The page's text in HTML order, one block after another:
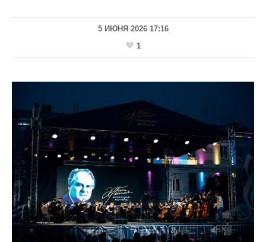
5 ИЮНЯ 2026 17:16
1